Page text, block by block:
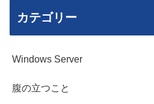
カテゴリー
Windows Server
腹の立つこと